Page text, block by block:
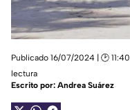
Publicado 16/07/2024 | 🕑 11:40
lectura
Escrito por: Andrea Suárez